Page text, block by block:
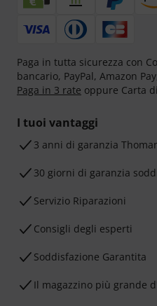
Paga in tutta sicurezza con
bancario, PayPal, Amazon
Paga in 3 rate oppure Carta
I tuoi vantaggi
3 anni di garanzia
30 giorni di garanzia
Servizio Riparazioni
Consigli degli esperti
Soddisfazione Garantita
Il magazzino più grande